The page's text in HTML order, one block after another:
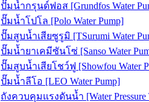
ปั๊มน้ำกรุนด์ฟอส [Grundfos Water
ปั๊มน้ำโปโล [Polo Water Pump]
ปั๊มสูบน้ำเสียซูรูมิ [TSurumi Water
ปั๊มน้ำยาเคมีซันโซ่ [Sanso Water
ปั๊มสูบน้ำเสียโชว์ฟู [Showfou Water
ปั๊มน้ำลีโอ [LEO Water Pump]
ถังควบคุมแรงดันน้ำ [Water Pressure